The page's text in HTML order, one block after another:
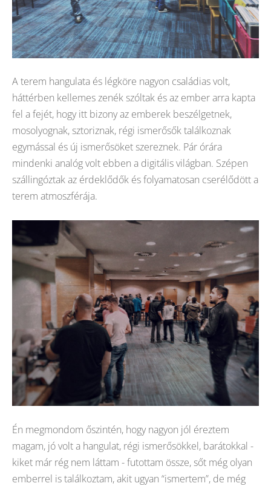
A terem hangulata és légköre nagyon családias volt,
háttérben kellemes zenék szóltak és az ember arra kapta
fel a fejét, hogy itt bizony az emberek beszélgetnek,
mosolyognak, sztoriznak, régi ismerősők találkoznak
egymással és új ismerősöket szereznek. Pár órára
mindenki analóg volt ebben a digitális világban. Szépen
szállingóztak az érdeklődők és folyamatosan cserélődött a
terem atmoszférája.
Én megmondom őszintén, hogy nagyon jól éreztem
magam, jó volt a hangulat, régi ismerősökkel, barátokkal -
kiket már rég nem láttam - futottam össze, sőt még olyan
emberrel is találkoztam, akit ugyan “ismertem”, de még